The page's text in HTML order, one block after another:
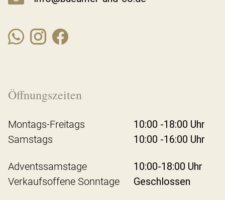
Öffnungszeiten
Montags-Freitags
10:00 -18:00 Uhr
Samstags
10:00 -16:00 Uhr
Adventssamstage
10:00-18:00 Uhr
Verkaufsoffene Sonntage
Geschlossen